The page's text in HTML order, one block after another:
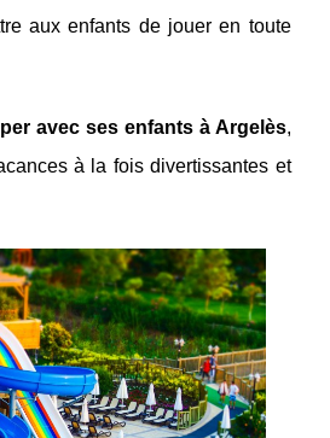
aux enfants de jouer en toute
avec ses enfants à Argelès,
à la fois divertissantes et